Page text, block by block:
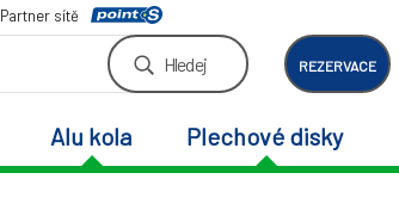
Partner sítě
Hledej REZERVACE
Alu kola Plechové disky